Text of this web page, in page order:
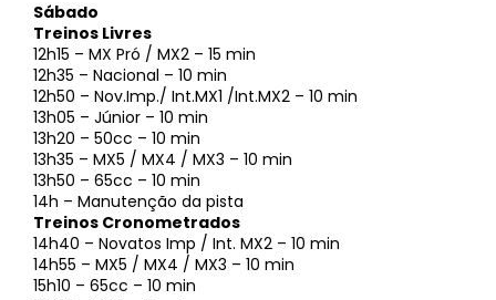
Sábado
Treinos Livres
12h15 – MX Pró / MX2 – 15 min
12h35 – Nacional – 10 min
12h50 – Nov.Imp./ Int.MX1 /Int.MX2 – 10 min
13h05 – Júnior – 10 min
13h20 – 50cc – 10 min
13h35 – MX5 / MX4 / MX3 – 10 min
13h50 – 65cc – 10 min
14h – Manutenção da pista
Treinos Cronometrados
14h40 – Novatos Imp / Int. MX2 – 10 min
14h55 – MX5 / MX4 / MX3 – 10 min
15h10 – 65cc – 10 min